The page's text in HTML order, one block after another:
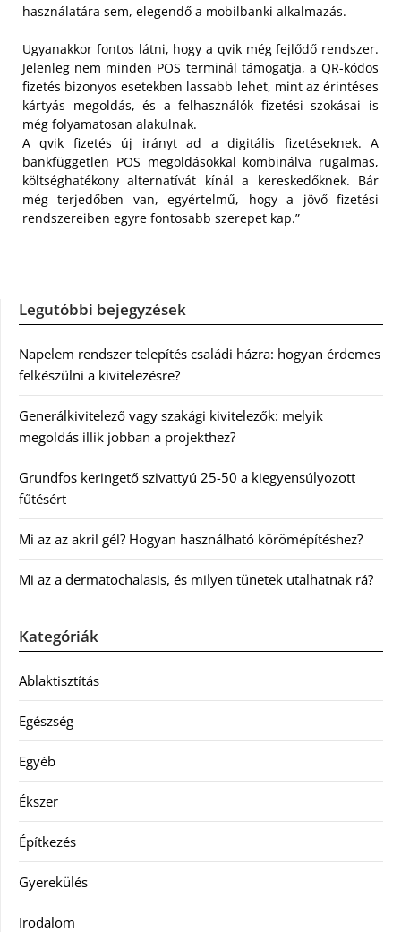
használatára sem, elegendő a mobilbanki alkalmazás.
Ugyanakkor fontos látni, hogy a qvik még fejlődő rendszer.
Jelenleg nem minden POS terminál támogatja, a QR-kódos
fizetés bizonyos esetekben lassabb lehet, mint az érintéses
kártyás megoldás, és a felhasználók fizetési szokásai is
még folyamatosan alakulnak.
A qvik fizetés új irányt ad a digitális fizetéseknek. A
bankfüggetlen POS megoldásokkal kombinálva rugalmas,
költséghatékony alternatívát kínál a kereskedőknek. Bár
még terjedőben van, egyértelmű, hogy a jövő fizetési
rendszereiben egyre fontosabb szerepet kap.”
Legutóbbi bejegyzések
Napelem rendszer telepítés családi házra: hogyan érdemes
felkészülni a kivitelezésre?
Generálkivitelező vagy szakági kivitelezők: melyik
megoldás illik jobban a projekthez?
Grundfos keringető szivattyú 25-50 a kiegyensúlyozott
fűtésért
Mi az az akril gél? Hogyan használható körömépítéshez?
Mi az a dermatochalasis, és milyen tünetek utalhatnak rá?
Kategóriák
Ablaktisztítás
Egészség
Egyéb
Ékszer
Építkezés
Gyerekülés
Irodalom